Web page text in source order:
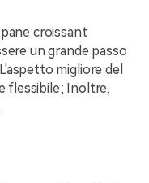
croissant
un grande passo
migliore del
flessibile; Inoltre,